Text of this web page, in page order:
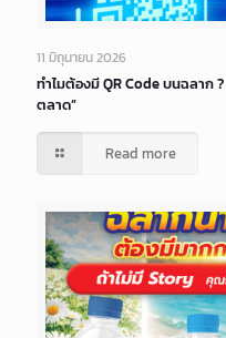
11 มิถุนายน 2026
ทำไมต้องมี QR Code บนฉลาก
ตลาด”
Read more